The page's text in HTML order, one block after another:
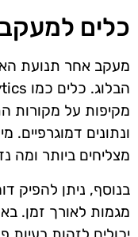
כלים
מעקב אחר תנועת
מקיפות על מקורות
ונתונים דמוגרפיים.
מצליחים ביותר ומה
בנוסף, ניתן להפיק
מגמות לאורך זמן.